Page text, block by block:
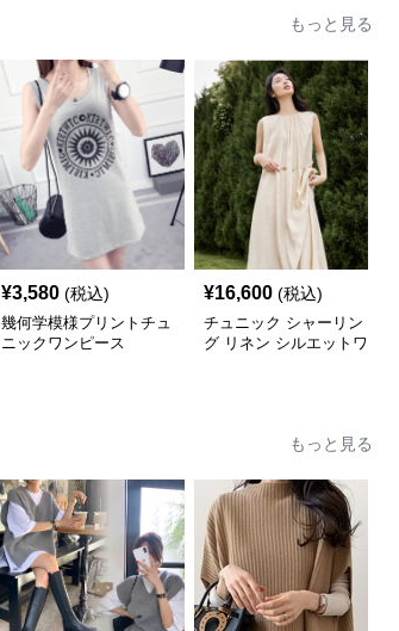
もっと見る
¥3,580 (税込)
幾何学模様プリントチュ
ニックワンピース
¥16,600 (税込)
チュニック シャーリン
グ リネン シルエットワ
もっと見る